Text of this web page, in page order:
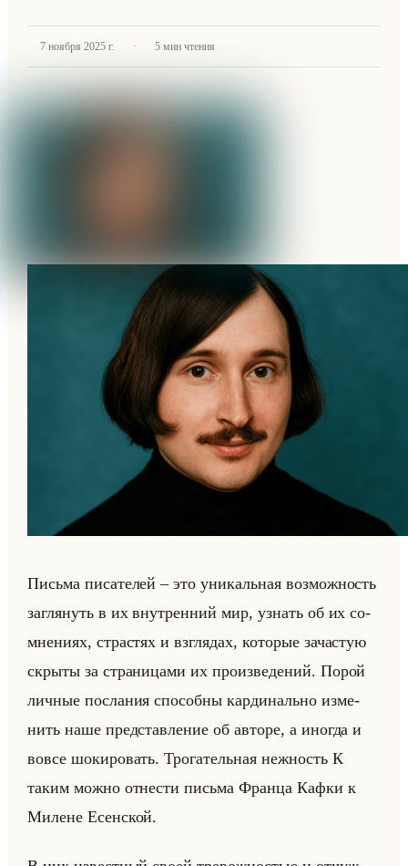
7 ноября 2025 г. · 5 мин чтения
Письма пи­са­те­лей – это уни­кальная воз­мож­ность
за­гля­нуть в их внут­рен­ний мир, узнать об их со­
мне­ни­ях, стра­стях и взгля­дах, ко­то­рые за­ча­стую
скры­ты за стра­ни­ца­ми их про­из­ве­де­ний. Порой
лич­ные по­сла­ния спо­соб­ны кар­ди­нально из­ме­
нить наше пред­став­ле­ние об ав­то­ре, а ино­гда и
вовсе шо­ки­ро­вать. Тро­га­тельная неж­ность К
таким можно от­не­сти письма Фран­ца Кафки к
Ми­лене Есен­ской.